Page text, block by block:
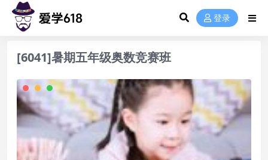
登录
[6041]暑期五年级奥数竞赛班